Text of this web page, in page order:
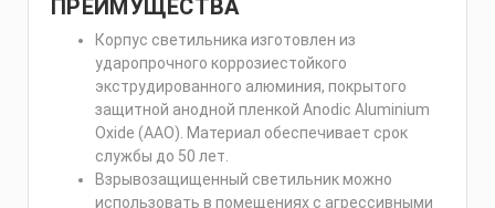
ПРЕИМУЩЕСТВА
Корпус светильника изготовлен из
ударопрочного коррозиестойкого
экструдированного алюминия, покрытого
защитной анодной пленкой Anodic Aluminium
Oxide (AAO). Материал обеспечивает срок
службы до 50 лет.
Взрывозащищенный светильник можно
использовать в помещениях с агрессивными